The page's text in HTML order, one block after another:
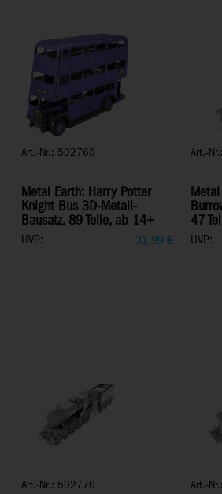
Art.-Nr.: 502768
Metal Earth: Harry Potter
Knight Bus 3D-Metall-
Bausatz, 89 Teile, ab 14+
UVP: 31,99 €
Art.-
47
UVP:
Art.-Nr.: 502770 Art.-